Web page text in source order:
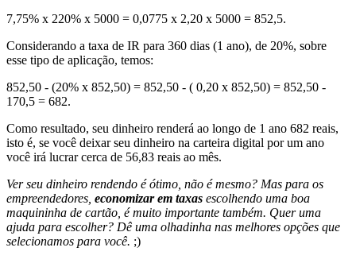
7,75% x 220% x 5000 = 0,0775 x 2,20 x 5000 = 852,5.
Considerando a taxa de IR para 360 dias (1 ano), de 20%, sobre
esse tipo de aplicação, temos:
852,50 - (20% x 852,50) = 852,50 - ( 0,20 x 852,50) = 852,50 -
170,5 = 682.
Como resultado, seu dinheiro renderá ao longo de 1 ano 682 reais,
isto é, se você deixar seu dinheiro na carteira digital por um ano
você irá lucrar cerca de 56,83 reais ao mês.
Ver seu dinheiro rendendo é ótimo, não é mesmo? Mas para os
empreendedores, economizar em taxas escolhendo uma boa
maquininha de cartão, é muito importante também. Quer uma
ajuda para escolher? Dê uma olhadinha nas melhores opções que
selecionamos para você. ;)